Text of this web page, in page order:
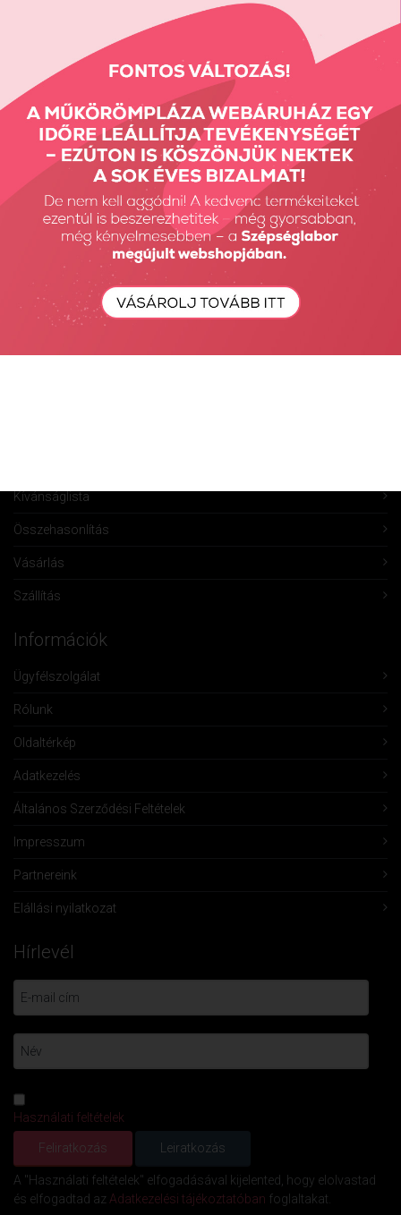
Vissza a tetejére
Részletes Kereső
Keresés...
Keresés
Fiók Karbantartás
Kívánságlista
Összehasonlítás
Vásárlás
Szállítás
Információk
Ügyfélszolgálat
Rólunk
Oldaltérkép
Adatkezelés
Általános Szerződési Feltételek
Impresszum
Partnereink
Elállási nyilatkozat
Hírlevél
Használati feltételek
A "Használati feltételek" elfogadásával kijelented, hogy elolvastad
és elfogadtad az Adatkezelési tájékoztatóban foglaltakat.